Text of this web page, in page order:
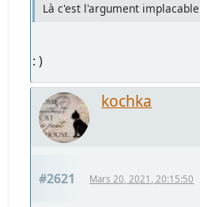
Là c'est l'argument
: )
kochka
#2621 Mars 20, 2021, 20:15:50